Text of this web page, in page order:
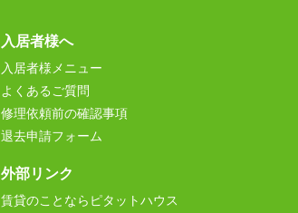
入居者様へ
入居者様メニュー
よくあるご質問
修理依頼前の確認事項
退去申請フォーム
外部リンク
賃貸のことならピタットハウス